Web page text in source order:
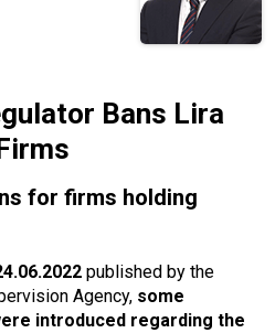
Bans Lira
for firms holding
published by the
Agency, some
introduced regarding the